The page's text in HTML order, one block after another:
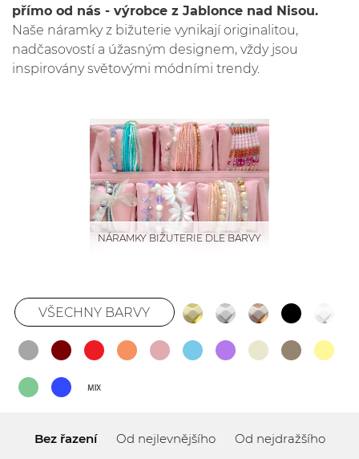
přímo od nás - výrobce z Jablonce nad Nisou.
Naše náramky z bižuterie vynikají originalitou,
nadčasovostí a úžasným designem, vždy jsou
inspirovány světovými módními trendy.
NÁRAMKY BIŽUTERIE DLE BARVY
VŠECHNY BARVY
Bez řazení Od nejlevnějšího Od nejdražšího